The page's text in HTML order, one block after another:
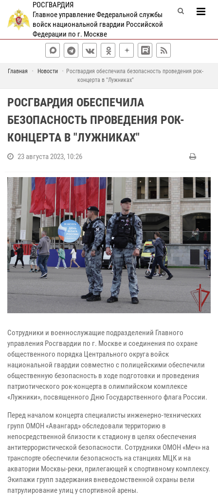
РОСГВАРДИЯ
Главное управление Федеральной службы
войск национальной гвардии Российской
Федерации по г. Москве
Главная Новости
Росгвардия обеспечила безопасность проведения рок-
концерта в "Лужниках"
РОСГВАРДИЯ ОБЕСПЕЧИЛА
БЕЗОПАСНОСТЬ ПРОВЕДЕНИЯ РОК-
КОНЦЕРТА В "ЛУЖНИКАХ"
23 августа 2023, 10:26
Сотрудники и военнослужащие подразделений Главного
управления Росгвардии по г. Москве и соединения по охране
общественного порядка Центрального округа войск
национальной гвардии совместно с полицейскими обеспечили
общественную безопасность в ходе подготовки и проведения
патриотического рок-концерта в олимпийском комплексе
«Лужники», посвященного Дню Государственного флага России.
Перед началом концерта специалисты инженерно-технических
групп ОМОН «Авангард» обследовали территорию в
непосредственной близости к стадиону в целях обеспечения
антитеррористической безопасности. Сотрудники ОМОН «Меч» на
транспорте обеспечили безопасность на станциях МЦК и на
акватории Москвы-реки, прилегающей к спортивному комплексу.
Экипажи групп задержания вневедомственной охраны вели
патрулирование улиц у спортивной арены.